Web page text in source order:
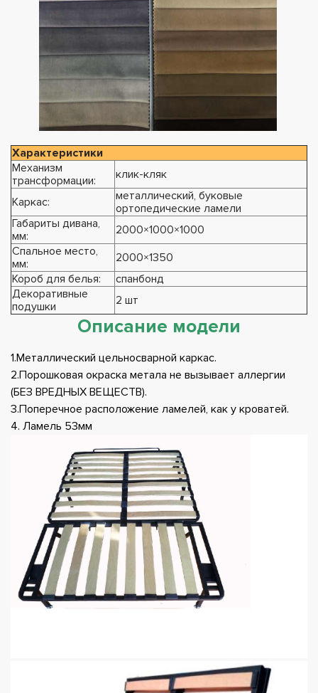
Характеристики
Механизм
трансформации:
клик-кляк
Каркас:
металлический, буковые
ортопедические ламели
Габариты дивана,
мм:
2000×1000×1000
Спальное место,
мм:
2000×1350
Короб для белья:
спанбонд
Декоративные
подушки
2 шт
Описание модели
1.Металлический цельносварной каркас.
2.Порошковая окраска метала не вызывает аллергии
(БЕЗ ВРЕДНЫХ ВЕЩЕСТВ).
3.Поперечное расположение ламелей, как у кроватей.
4. Ламель 53мм